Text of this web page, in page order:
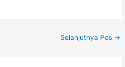
Selanjutnya Pos →